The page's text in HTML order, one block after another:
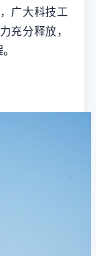
广大科技工
充分释放，